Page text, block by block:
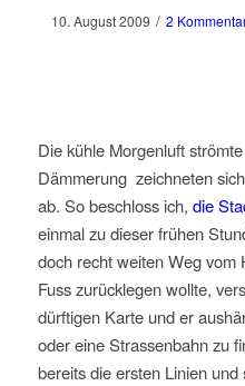
10. August 2009 / 2
Die kühle Morgenluft
Dämmerung zeichneten
ab. So beschloss ich, die
einmal zu dieser frühen
doch recht weiten Weg vom
Fuss zurücklegen wollte,
dürftigen Karte und er
oder eine Strassenbahn zu
bereits die ersten Linien